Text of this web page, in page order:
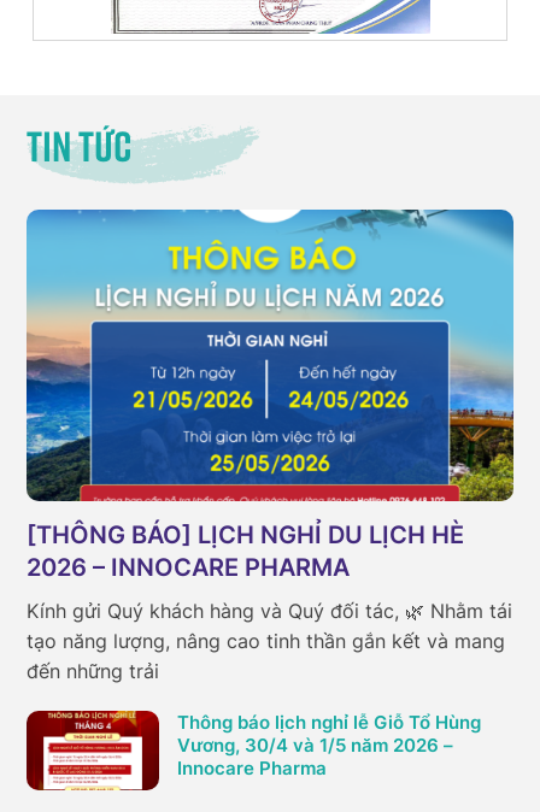
Tin tức
[THÔNG BÁO] LỊCH NGHỈ DU LỊCH HÈ
2026 – INNOCARE PHARMA
Kính gửi Quý khách hàng và Quý đối tác, 🌿 Nhằm tái
tạo năng lượng, nâng cao tinh thần gắn kết và mang
đến những trải
Thông báo lịch nghỉ lễ Giỗ Tổ Hùng
Vương, 30/4 và 1/5 năm 2026 –
Innocare Pharma